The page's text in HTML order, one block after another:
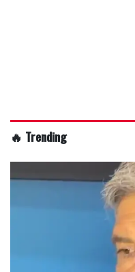
🔥 Trending